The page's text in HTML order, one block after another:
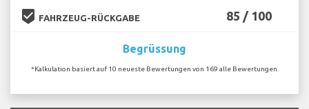
beenhere FAHRZEUG-RÜCKGABE 85 / 100
Begrüssung
*Kalkulation basiert auf 10 neueste Bewertungen von 169 alle Bewertungen.